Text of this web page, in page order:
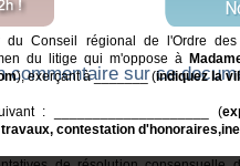
du Conseil régional de l'Ordre des
du litige qui m'oppose à
), exerçant à _______ (indiquez la
: ____________________ (
contestation d'honoraires,
commentaire sur ce